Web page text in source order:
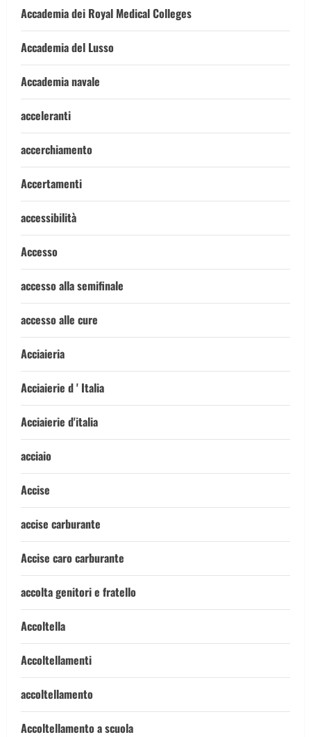
Accademia dei Royal Medical Colleges
Accademia del Lusso
Accademia navale
acceleranti
accerchiamento
Accertamenti
accessibilità
Accesso
accesso alla semifinale
accesso alle cure
Acciaieria
Acciaierie d ' Italia
Acciaierie d'italia
acciaio
Accise
accise carburante
Accise caro carburante
accolta genitori e fratello
Accoltella
Accoltellamenti
accoltellamento
Accoltellamento a scuola